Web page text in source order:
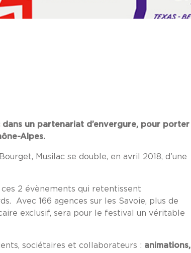
dans un partenariat d’envergure, pour porter
Alpes.
Musilac se double, en avril 2018, d’une
2 évènements qui retentissent
Avec 166 agences sur les Savoie, plus de
exclusif, sera pour le festival un véritable
sociétaires et collaborateurs : animations,